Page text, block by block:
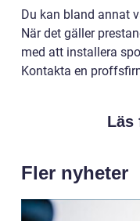
Du kan bland annat
När det gäller
med att installera
Kontakta en
Läs
Fler nyheter